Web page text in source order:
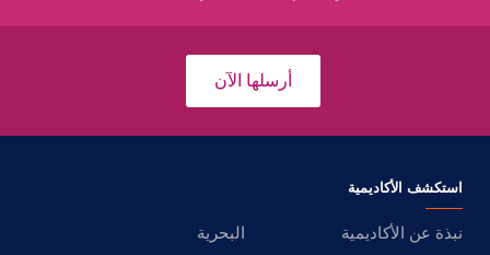
أرسلها الآن
استكشف الأكاديمية
نبذة عن الأكاديمية
البحرية